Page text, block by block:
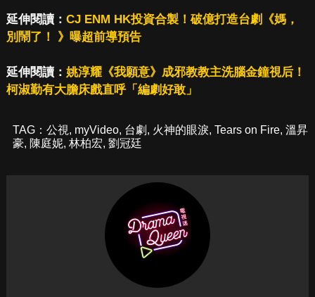
延伸閱讀： CJ ENM HK投資合製！破億打造台劇《媽，
別鬧了！ 》曝超前導預告
延伸閱讀： 姚淳耀《我願意》成邪教教主洗腦金鐘視后！
柯淑勤有大膽床戲直呼「編劇好敢」
TAG： 公視, myVideo, 台劇 , 火神的眼淚, Tears on Fire, 溫昇
豪, 陳庭妮, 林柏宏, 劉冠廷